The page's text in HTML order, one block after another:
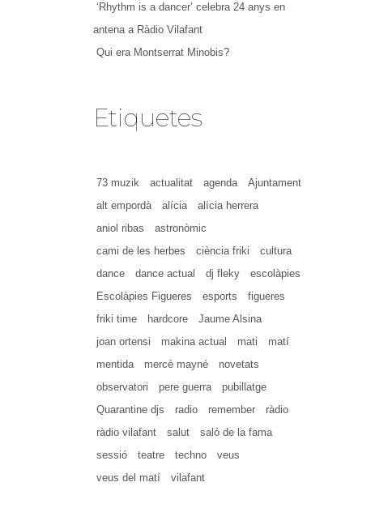
‘Rhythm is a dancer’ celebra 24 anys en
antena a Ràdio Vilafant
Qui era Montserrat Minobis?
Etiquetes
73 muzik actualitat agenda
Ajuntament
alt empordà
alícia
alícia herrera
aniol ribas
astronòmic
cami de les herbes
ciència friki
cultura
dance
dance actual dj fleky
escolàpies
Escolàpies Figueres
esports
figueres
friki time
hardcore
Jaume Alsina
joan ortensi
makina actual mati
matí
mentida
mercè mayné
novetats
observatori
pere guerra
pubillatge
Quarantine djs
radio remember
ràdio
ràdio vilafant
salut
saló de la fama
sessió
teatre techno
veus
veus del matí
vilafant